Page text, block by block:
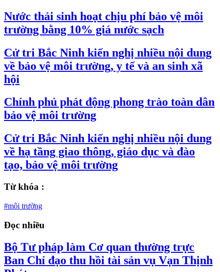
Nước thải sinh hoạt chịu phí bảo vệ môi
trường bằng 10% giá nước sạch
Cử tri Bắc Ninh kiến nghị nhiều nội dung
về bảo vệ môi trường, y tế và an sinh xã
hội
Chính phủ phát động phong trào toàn dân
bảo vệ môi trường
Cử tri Bắc Ninh kiến nghị nhiều nội dung
về hạ tầng giao thông, giáo dục và đào
tạo, bảo vệ môi trường
Từ khóa :
#môi trường
Đọc nhiều
Bộ Tư pháp làm Cơ quan thường trực
Ban Chỉ đạo thu hồi tài sản vụ Vạn Thịnh